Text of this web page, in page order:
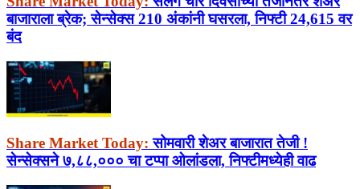
बाजाराला ब्रेक; सेन्सेक्स 210 अंकांनी घसरला, निफ्टी 24,615 वर
बंद
Share Market Today: सोमवारी शेअर बाजारात तेजी !
सेन्सेक्सने ७,८८,००० चा टप्पा ओलांडला, निफ्टीमध्येही वाढ